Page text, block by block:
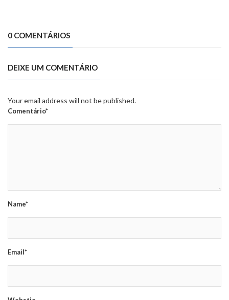
0 COMENTÁRIOS
DEIXE UM COMENTÁRIO
Your email address will not be published.
Comentário*
Name*
Email*